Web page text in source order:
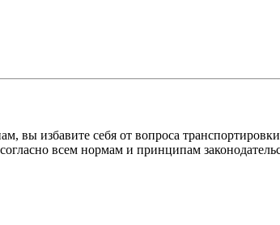
вы избавите себя от вопроса
всем нормам и принципам